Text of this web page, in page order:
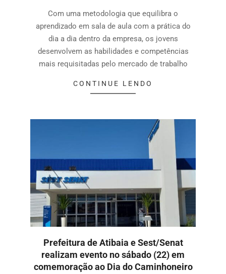
Com uma metodologia que equilibra o
aprendizado em sala de aula com a prática do
dia a dia dentro da empresa, os jovens
desenvolvem as habilidades e competências
mais requisitadas pelo mercado de trabalho
CONTINUE LENDO
Prefeitura de Atibaia e Sest/Senat
realizam evento no sábado (22) em
comemoração ao Dia do Caminhoneiro